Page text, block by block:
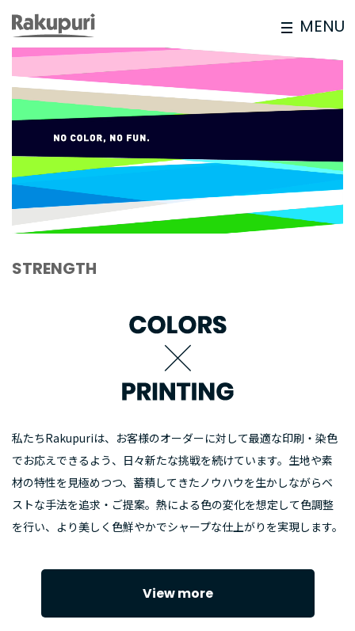
MENU
STRENGTH
私たちRakupuriは、お客様のオーダーに対して最適な印刷・染色
でお応えできるよう、日々新たな挑戦を続けています。生地や素
材の特性を見極めつつ、蓄積してきたノウハウを生かしながらベ
ストな手法を追求・ご提案。熱による色の変化を想定して色調整
を行い、より美しく色鮮やかでシャープな仕上がりを実現します。
View more